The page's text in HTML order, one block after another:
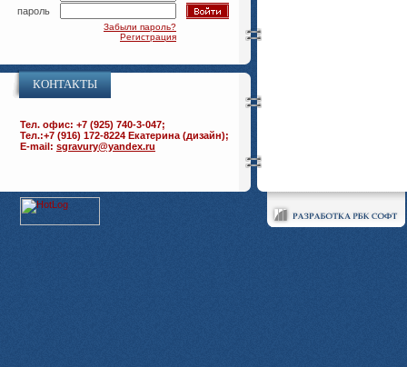
пароль
Забыли пароль?
Регистрация
КОНТАКТЫ
Тел. офис: +7 (925) 740-3-047;
Тел.:+7 (916) 172-8224 Екатерина (дизайн);
E-mail: sgravury@yandex.ru